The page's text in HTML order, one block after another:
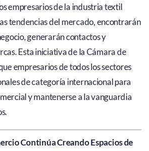
empresarios de la industria textil
tendencias del mercado, encontrarán
generarán contactos y
Esta iniciativa de la Cámara de
empresarios de todos los sectores
de categoría internacional para
y mantenerse a la vanguardia
Continúa Creando Espacios de